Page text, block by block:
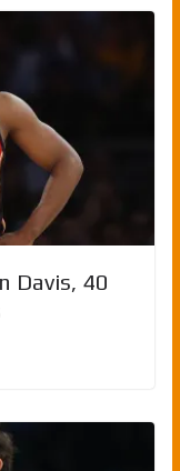
Davis, 40